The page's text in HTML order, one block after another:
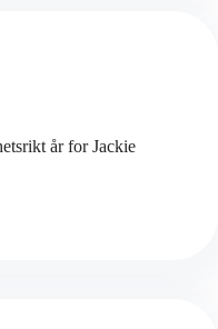
år for Jackie